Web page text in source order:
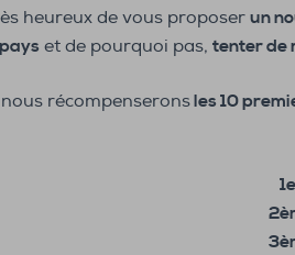
heureux de vous proposer un
et de pourquoi pas, tenter de
récompenseronsles 10